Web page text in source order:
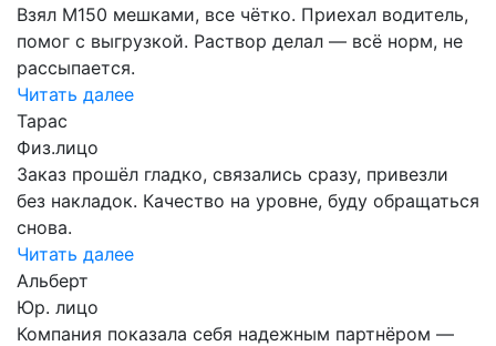
Взял М150 мешками, все чётко. Приехал водитель,
помог с выгрузкой. Раствор делал — всё норм, не
рассыпается.
Читать далее
Тарас
Физ.лицо
Заказ прошёл гладко, связались сразу, привезли
без накладок. Качество на уровне, буду обращаться
снова.
Читать далее
Альберт
Юр. лицо
Компания показала себя надежным партнёром —